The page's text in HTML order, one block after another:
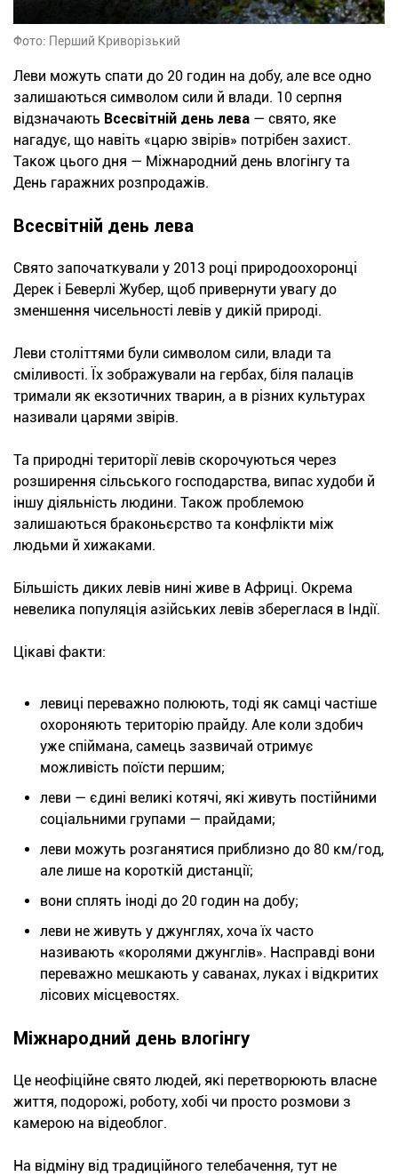
Фото: Перший Криворізький
Леви можуть спати до 20 годин на добу, але все одно
залишаються символом сили й влади. 10 серпня
відзначають Всесвітній день лева — свято, яке
нагадує, що навіть «царю звірів» потрібен захист.
Також цього дня — Міжнародний день влогінгу та
День гаражних розпродажів.
Всесвітній день лева
Свято започаткували у 2013 році природоохоронці
Дерек і Беверлі Жубер, щоб привернути увагу до
зменшення чисельності левів у дикій природі.
Леви століттями були символом сили, влади та
сміливості. Їх зображували на гербах, біля палаців
тримали як екзотичних тварин, а в різних культурах
називали царями звірів.
Та природні території левів скорочуються через
розширення сільського господарства, випас худоби й
іншу діяльність людини. Також проблемою
залишаються браконьєрство та конфлікти між
людьми й хижаками.
Більшість диких левів нині живе в Африці. Окрема
невелика популяція азійських левів збереглася в Індії.
Цікаві факти:
левиці переважно полюють, тоді як самці частіше
охороняють територію прайду. Але коли здобич
уже спіймана, самець зазвичай отримує
можливість поїсти першим;
леви — єдині великі котячі, які живуть постійними
соціальними групами — прайдами;
леви можуть розганятися приблизно до 80 км/год,
але лише на короткій дистанції;
вони сплять іноді до 20 годин на добу;
леви не живуть у джунглях, хоча їх часто
називають «королями джунглів». Насправді вони
переважно мешкають у саванах, луках і відкритих
лісових місцевостях.
Міжнародний день влогінгу
Це неофіційне свято людей, які перетворюють власне
життя, подорожі, роботу, хобі чи просто розмови з
камерою на відеоблог.
На відміну від традиційного телебачення, тут не